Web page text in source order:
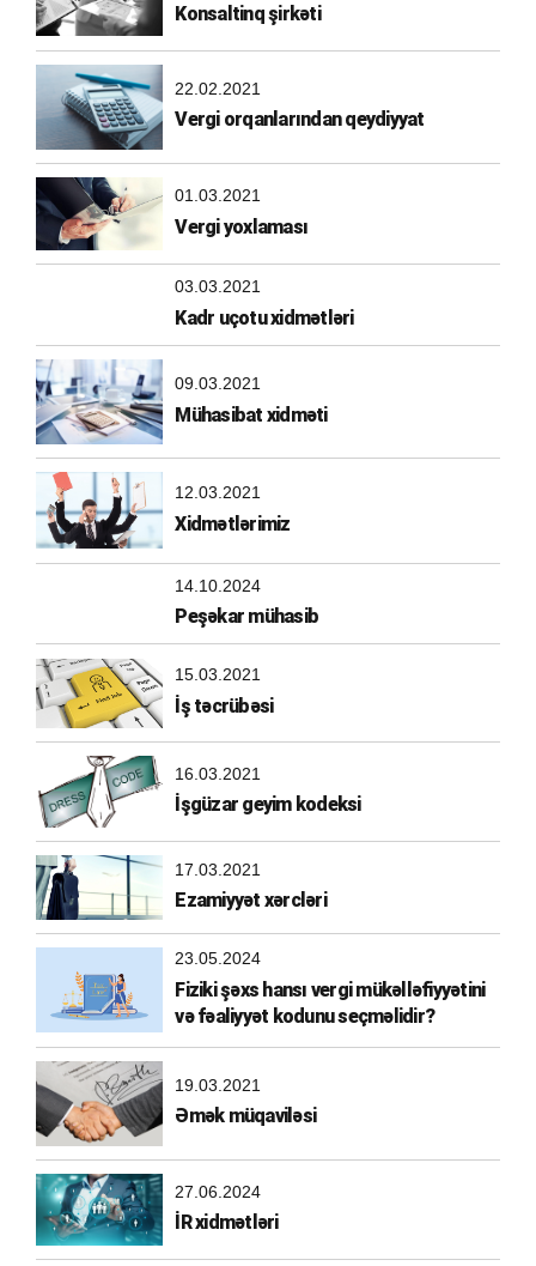
Konsaltinq şirkəti
22.02.2021
Vergi orqanlarından qeydiyyat
01.03.2021
Vergi yoxlaması
03.03.2021
Kadr uçotu xidmətləri
09.03.2021
Mühasibat xidməti
12.03.2021
Xidmətlərimiz
14.10.2024
Peşəkar mühasib
15.03.2021
İş təcrübəsi
16.03.2021
İşgüzar geyim kodeksi
17.03.2021
Ezamiyyət xərcləri
23.05.2024
Fiziki şəxs hansı vergi mükəlləfiyyətini
və fəaliyyət kodunu seçməlidir?
19.03.2021
Əmək müqaviləsi
27.06.2024
İR xidmətləri